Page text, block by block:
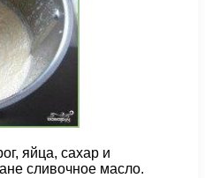
яйца, сахар и
сливочное масло.